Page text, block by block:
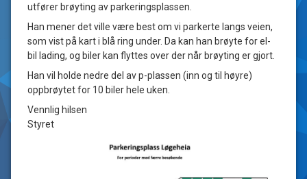
utfører brøyting av parkeringsplassen.
Han mener det ville være best om vi parkerte langs veien,
som vist på kart i blå ring under. Da kan han brøyte for el-
bil lading, og biler kan flyttes over der når brøyting er gjort.
Han vil holde nedre del av p-plassen (inn og til høyre)
oppbrøytet for 10 biler hele uken.
Vennlig hilsen
Styret